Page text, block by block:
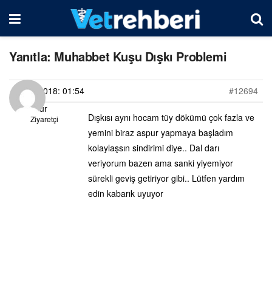
Yanıtla: Muhabbet Kuşu Dışkı Problemi
17/09/2018: 01:54
#12694
Nur
Ziyaretçi
Dışkısı aynı hocam tüy dökümü çok fazla ve
yemini biraz aspur yapmaya başladım
kolaylaşsın sindirimi diye.. Dal darı
veriyorum bazen ama sanki yiyemiyor
sürekli geviş getiriyor gibi.. Lütfen yardım
edin kabarık uyuyor